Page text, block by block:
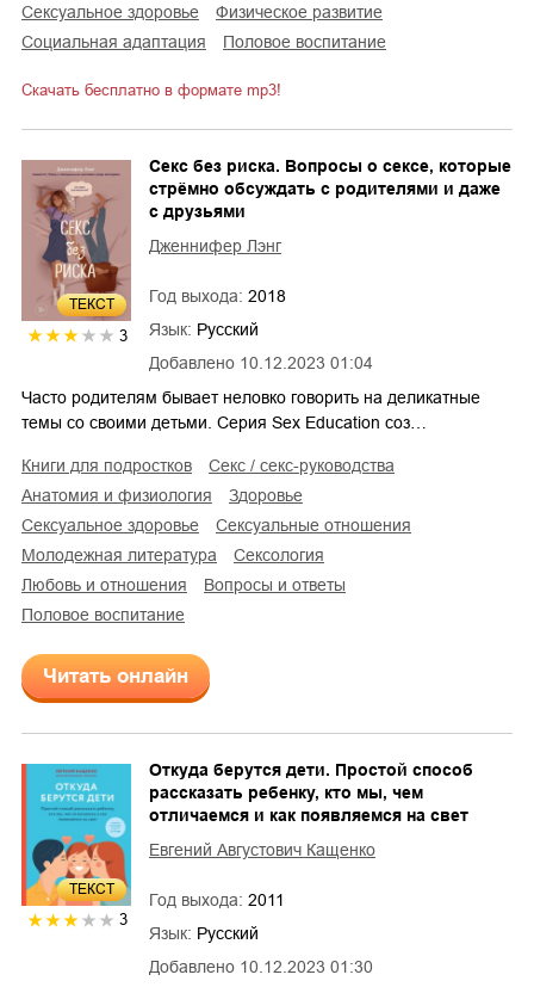
сексуальное здоровье
физическое развитие
социальная адаптация
половое воспитание
Скачать бесплатно в формате mp3!
ТЕКСТ
3
Добавлено 10.12.2023 01:04
Секс без риска. Вопросы о сексе, которые
стрёмно обсуждать с родителями и даже
с друзьями
Дженнифер Лэнг
Год выхода: 2018
Язык: Русский
Часто родителям бывает неловко говорить на деликатные
темы со своими детьми. Серия Sex Education соз…
книги для подростков
секс / секс-руководства
анатомия и физиология
здоровье
сексуальное здоровье
сексуальные отношения
молодежная литература
сексология
любовь и отношения
вопросы и ответы
половое воспитание
Читать онлайн
ТЕКСТ
3
Добавлено 10.12.2023 01:30
Откуда берутся дети. Простой способ
рассказать ребенку, кто мы, чем
отличаемся и как появляемся на свет
Евгений Августович Кащенко
Год выхода: 2011
Язык: Русский